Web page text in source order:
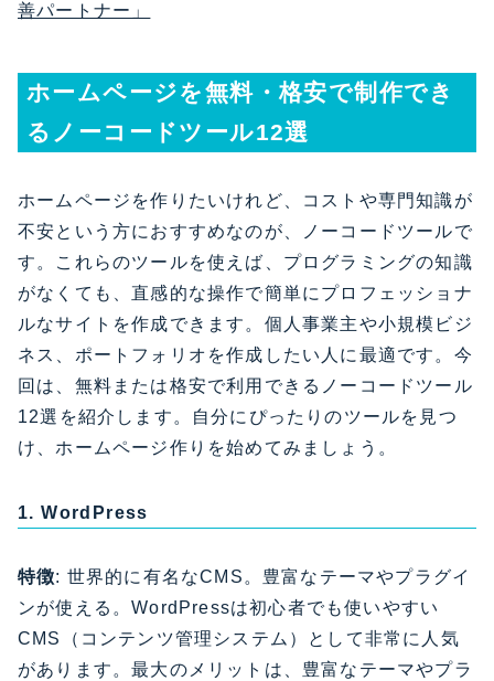
善パートナー」
ホームページを無料・格安で制作でき
るノーコードツール12選
ホームページを作りたいけれど、コストや専門知識が
不安という方におすすめなのが、ノーコードツールで
す。これらのツールを使えば、プログラミングの知識
がなくても、直感的な操作で簡単にプロフェッショナ
ルなサイトを作成できます。個人事業主や小規模ビジ
ネス、ポートフォリオを作成したい人に最適です。今
回は、無料または格安で利用できるノーコードツール
12選を紹介します。自分にぴったりのツールを見つ
け、ホームページ作りを始めてみましょう。
1. WordPress
特徴: 世界的に有名なCMS。豊富なテーマやプラグイ
ンが使える。WordPressは初心者でも使いやすい
CMS（コンテンツ管理システム）として非常に人気
があります。最大のメリットは、豊富なテーマやプラ